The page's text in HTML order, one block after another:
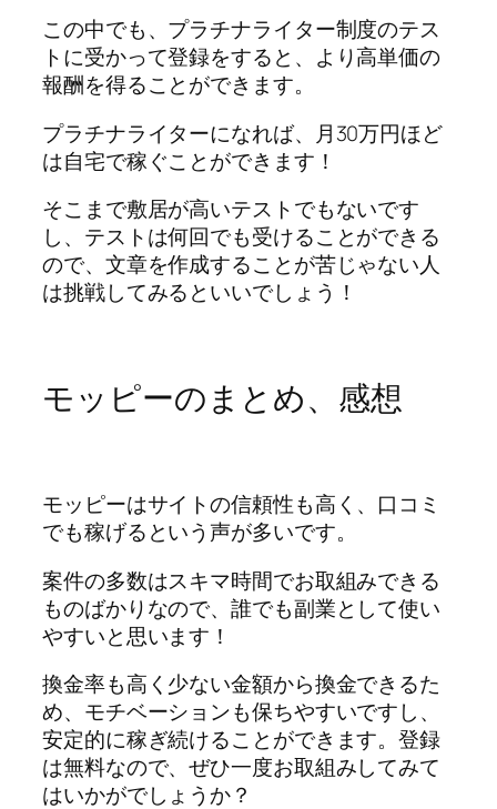
この中でも、プラチナライター制度のテス
トに受かって登録をすると、より高単価の
報酬を得ることができます。
プラチナライターになれば、月30万円ほど
は自宅で稼ぐことができます！
そこまで敷居が高いテストでもないです
し、テストは何回でも受けることができる
ので、文章を作成することが苦じゃない人
は挑戦してみるといいでしょう！
モッピーのまとめ、感想
モッピーはサイトの信頼性も高く、口コミ
でも稼げるという声が多いです。
案件の多数はスキマ時間でお取組みできる
ものばかりなので、誰でも副業として使い
やすいと思います！
換金率も高く少ない金額から換金できるた
め、モチベーションも保ちやすいですし、
安定的に稼ぎ続けることができます。登録
は無料なので、ぜひ一度お取組みしてみて
はいかがでしょうか？